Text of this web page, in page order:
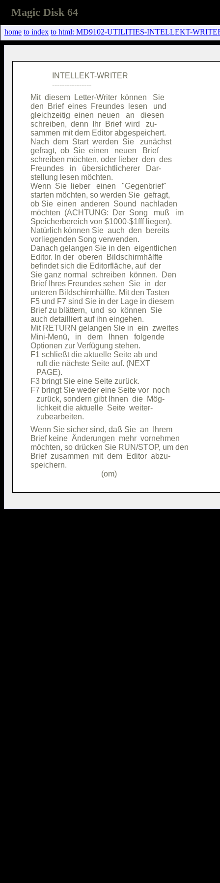
Magic Disk 64
home to index to html: MD9102-UTILITIES-INTELLEKT-
           INTELLEKT-WRITER
Mit  diesem  Letter-Writer  können   Sie
den  Brief  eines  Freundes  lesen   und
gleichzeitig  einen  neuen   an   diesen
schreiben,  denn  Ihr  Brief  wird   zu-
sammen mit dem Editor abgespeichert.
Nach  dem  Start  werden  Sie   zunächst
gefragt,  ob  Sie  einen   neuen   Brief
schreiben möchten, oder lieber  den  des
Freundes   in   übersichtlicherer   Dar-
stellung lesen möchten.
Wenn  Sie  lieber   einen   "Gegenbrief"
starten möchten, so werden Sie  gefragt,
ob Sie  einen  anderen  Sound  nachladen
möchten  (ACHTUNG:  Der  Song   muß   im
Speicherbereich von $1000-$1fff liegen).
Natürlich können Sie  auch  den  bereits
vorliegenden Song verwenden.
Danach gelangen Sie in den  eigentlichen
Editor. In der  oberen  Bildschirmhälfte
befindet sich die Editorfläche, auf  der
Sie ganz normal  schreiben  können.  Den
Brief Ihres Freundes sehen  Sie  in  der
unteren Bildschirmhälfte. Mit den Tasten
F5 und F7 sind Sie in der Lage in diesem
Brief zu blättern,  und  so  können  Sie
auch detailliert auf ihn eingehen.
Mit RETURN gelangen Sie in  ein  zweites
Mini-Menü,   in   dem   Ihnen   folgende
Optionen zur Verfügung stehen.
F1 schließt die aktuelle Seite ab und
   ruft die nächste Seite auf. (NEXT
   PAGE).
F3 bringt Sie eine Seite zurück.
F7 bringt Sie weder eine Seite vor  noch
   zurück, sondern gibt Ihnen  die  Mög-
   lichkeit die aktuelle  Seite  weiter-
Wenn Sie sicher sind, daß Sie  an  Ihrem
Brief keine  Änderungen  mehr  vornehmen
möchten, so drücken Sie RUN/STOP, um den
Brief  zusammen  mit  dem  Editor  abzu-
speichern.